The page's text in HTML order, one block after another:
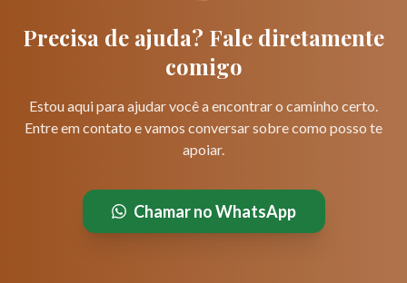
Precisa de ajuda? Fale diretamente
comigo
Estou aqui para ajudar você a encontrar o caminho certo.
Entre em contato e vamos conversar sobre como posso te
apoiar.
Chamar no WhatsApp